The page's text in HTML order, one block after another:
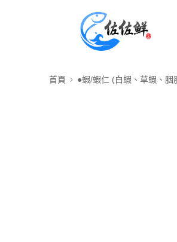
首頁 ●蝦/蝦仁 (白蝦、草蝦、胭